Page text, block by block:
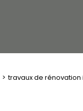
travaux de rénovation